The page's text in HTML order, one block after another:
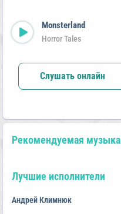
Monsterland
Horror Tales
Слушать онлайн
Рекомендуемая музыка
Лучшие исполнители
Андрей Климнюк